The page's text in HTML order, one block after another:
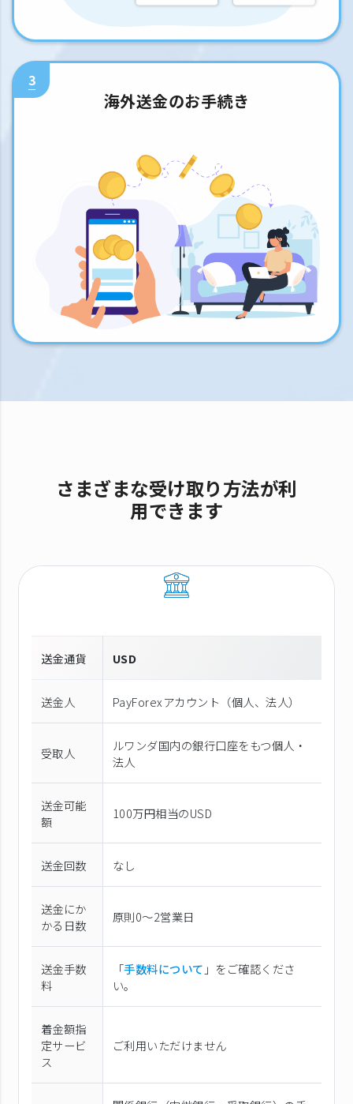
3
海外送金のお手続き
さまざまな受け取り方法が利
用できます
送金通貨 USD
送金人 PayForexアカウント（個⼈、法⼈）
受取人
ルワンダ国内の銀行口座をもつ個人・
法人
送金可能
額
100万円相当のUSD
送金回数 なし
送金にか
かる日数
原則0〜2営業日
送金手数
料
「手数料について 」をご確認くださ
い。
着金額指
定サービ
ス
ご利用いただけません